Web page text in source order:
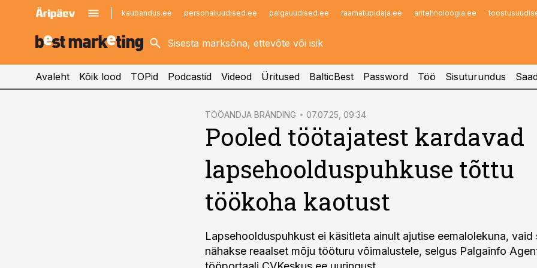
kaubandus.ee personaliuudised.ee palgauudised.ee raamatupidaja.ee aritehnoloogia.ee
kinnisvarauudised.ee
logistikauudised.ee
imelineajalugu.ee
Infopank
Avaleht Kõik lood TOPid Podcastid Videod Üritused BalticBest Password Töö Sisuturundus
TÖÖANDJA BRÄNDING 07.07.25, 09:34
Pooled töötajatest kardavad
lapsehoolduspuhkuse tõttu
töökoha kaotust
Lapsehoolduspuhkust ei käsitleta ainult ajutise eemalolekuna, vaid
nähakse reaalset mõju tööturu võimalustele, selgus Palgainfo